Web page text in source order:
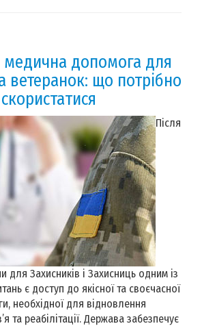
медична допомога для
ветеранок: що потрібно
Після
для Захисників і Захисниць одним із
є доступ до якісної та своєчасної
необхідної для відновлення
та реабілітації. Держава забезпечує